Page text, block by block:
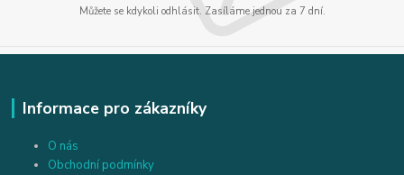
Můžete se kdykoli odhlásit. Zasíláme jednou za 7 dní.
Informace pro zákazníky
O nás
Obchodní podmínky